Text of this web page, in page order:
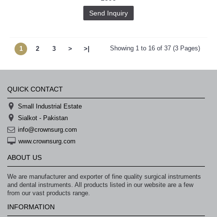
Send Inquiry
1 2 3 > >| Showing 1 to 16 of 37 (3 Pages)
QUICK CONTACT
Small Industrial Estate
Sialkot - Pakistan
info@crownsurg.com
www.crownsurg.com
ABOUT US
We are manufacturer and exporter of fine quality surgical instruments
and dental instruments. All products listed in our website are a few
from our vast products range.
INFORMATION